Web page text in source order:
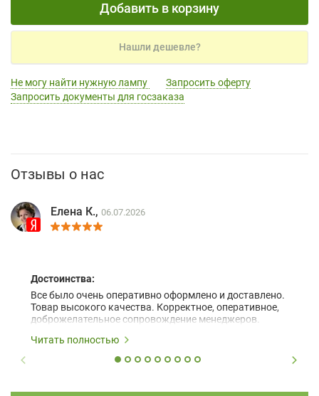
Добавить в корзину
Нашли дешевле?
Не могу найти нужную лампу
Запросить оферту
Запросить документы для госзаказа
Отзывы о нас
Елена К., 06.07.2026
Достоинства:
Все было очень оперативно оформлено и доставлено.
Товар высокого качества. Корректное, оперативное,
доброжелательное сопровождение менеджеров.
Читать полностью